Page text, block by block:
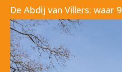
De Abdij van Villers: waar